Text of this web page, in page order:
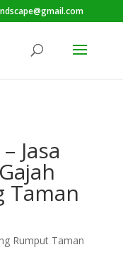
Jasa
Taman
Rumput Taman